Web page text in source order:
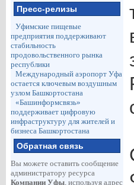
Пресс-релизы
Уфимские пищевые
предприятия поддерживают
стабильность
продовольственного рынка
республики
Международный аэропорт Уфа
остается ключевым воздушным
узлом Башкортостана
«Башинформсвязь»
поддерживает цифровую
инфраструктуру для жителей и
бизнеса Башкортостана
Обратная связь
Вы можете оставить сообщение
администратору ресурса
Компании Уфы, используя адрес